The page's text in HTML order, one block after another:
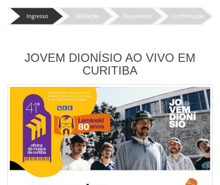
JOVEM DIONÍSIO AO VIVO EM
CURITIBA